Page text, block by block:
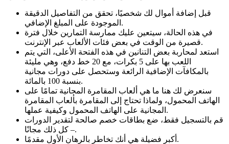
قبل إضافة أموال لك شخصيًا، تحقق من التفاصيل الدقيقة
الموجودة على المبلغ الإضافي.
في هذه الحالة، سيتعين عليك ممارسة التمارين خلال فترة
قصيرة من الوقت في بعض فئات الألعاب عبر الإنترنت.
استعد لمحاربة بعض التنانين في هذه الفتحة الأعلى، التي يتم
اللعب بها على 5 بكرات، مع 20 خط دفع، وهي مليئة
بالمكافآت الإضافية الرائعة وستحصل على دورات مجانية
بنسبة 100 بالمائة.
سنعرض لك هنا ما هي ألعاب المقامرة المجانية تمامًا على
الهاتف المحمول، ولماذا تحتاج إلى المقامرة بألعاب المقامرة
المجانية على الهاتف المحمول وكيفية عملها.
قم بالتسجيل فقط، ضع بطاقات خصم صالحة لتقدير الدورات
– كل ذلك مجانًا.
أكبر فضيلة هي أنك تخاطر بالرهان الأول مقدمًا.